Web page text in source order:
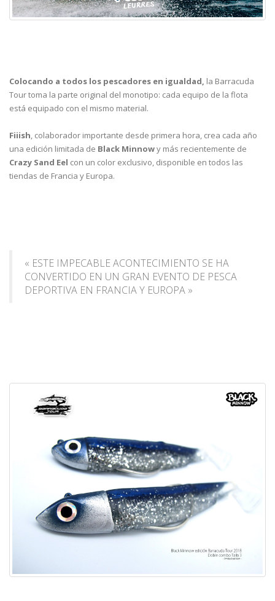
Colocando a todos los pescadores en igualdad, la Barracuda
Tour toma la parte original del monotipo: cada equipo de la flota
está equipado con el mismo material.
Fiiish, colaborador importante desde primera hora, crea cada año
una edición limitada de Black Minnowy más recientemente de
Crazy Sand Eel con un color exclusivo, disponible en todos las
tiendas de Francia y Europa.
« ESTE IMPECABLE ACONTECIMIENTO SE HA
CONVERTIDO EN UN GRAN EVENTO DE PESCA
DEPORTIVA EN FRANCIA Y EUROPA »